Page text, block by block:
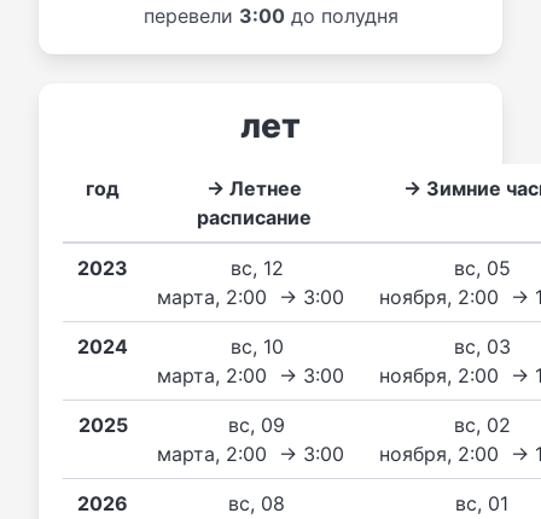
перевели 3:00до полудня
лет
год
→ Летнее
расписание
→ Зимние
2023
вс, 12
марта, 2:00 → 3:00
вс, 05
ноября, 2:00 →
2024
вс, 10
марта, 2:00 → 3:00
вс, 03
ноября, 2:00 →
2025
вс, 09
марта, 2:00 → 3:00
вс, 02
ноября, 2:00 →
2026 вс, 08 вс, 01